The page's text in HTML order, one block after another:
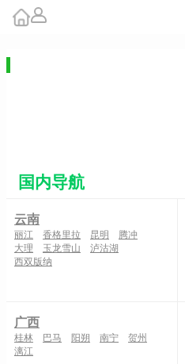
国内导航
云南
丽江 香格里拉 昆明
腾冲
大理
玉龙雪山
泸沽湖
西双版纳
广西
桂林 巴马 阳朔 南宁
贺州
漓江